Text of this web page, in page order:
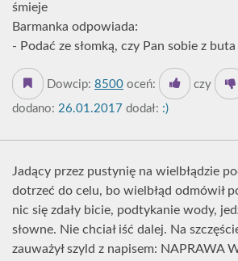
śmieje
Barmanka odpowiada:
- Podać ze słomką, czy Pan sobie z
Dowcip: 8500 oceń: czy
dodano: 26.01.2017 dodał: :)
Jadący przez pustynię na wielbłądzie
dotrzeć do celu, bo wielbłąd odmówił
nic się zdały bicie, podtykanie wody,
słowne. Nie chciał iść dalej. Na
zauważył szyld z napisem: NAPRAWA